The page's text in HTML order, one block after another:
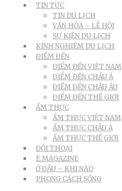
TIN TỨC
TIN DU LỊCH
VĂN HÓA – LỄ HỘI
SỰ KIỆN DU LỊCH
KINH NGHIỆM DU LỊCH
ĐIỂM ĐẾN
ĐIỂM ĐẾN VIỆT NAM
ĐIỂM ĐẾN CHÂU Á
ĐIỂM ĐẾN CHÂU ÂU
ĐIỂM ĐẾN THẾ GIỚI
ẨM THỰC
ẨM THỰC VIỆT NAM
ẨM THỰC CHÂU Á
ẨM THỰC THẾ GIỚI
ĐỐI THOẠI
E.MAGAZINE
Ở ĐÂU – KHI NÀO
PHONG CÁCH SỐNG